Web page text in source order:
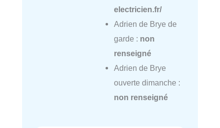
electricien.fr/
Adrien de Brye de
garde : non
renseigné
Adrien de Brye
ouverte dimanche :
non renseigné